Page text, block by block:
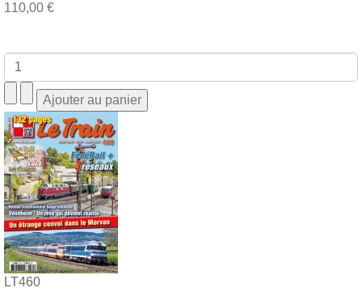
110,00 €
LT460